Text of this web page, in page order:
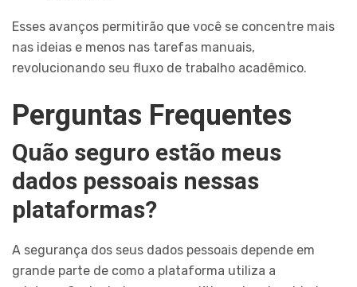
Esses avanços permitirão que você se concentre mais
nas ideias e menos nas tarefas manuais,
revolucionando seu fluxo de trabalho acadêmico.
Perguntas Frequentes
Quão seguro estão meus
dados pessoais nessas
plataformas?
A segurança dos seus dados pessoais depende em
grande parte de como a plataforma utiliza a